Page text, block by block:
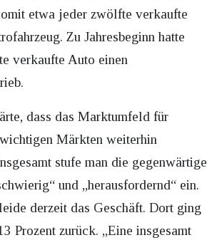
etwa jeder zwölfte verkaufte
Zu Jahresbeginn hatte
verkaufte Auto einen
dass das Marktumfeld für
Märkten weiterhin
stufe man die gegenwärtige
und „herausfordernd“ ein.
derzeit das Geschäft. Dort ging
Prozent zurück. „Eine insgesamt